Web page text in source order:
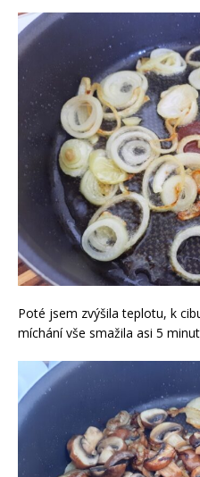
Poté jsem zvýšila teplotu, k
míchání vše smažila asi 5